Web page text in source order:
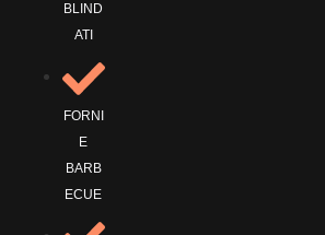
BLIND
ATI
FORNI
E
BARB
ECUE